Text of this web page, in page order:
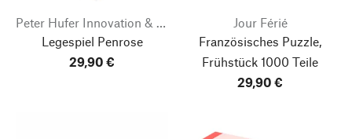
Peter Hufer Innovation & Vermarktung
Legespiel Penrose
29,90 €
Jour Férié
Französisches Puzzle,
Frühstück 1000 Teile
29,90 €